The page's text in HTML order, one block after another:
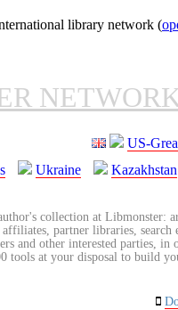
library network (
US-
Ukraine Kazakhstan
collection at Libmonster:
partner libraries,
and other interested parties,
tools at your disposal to build